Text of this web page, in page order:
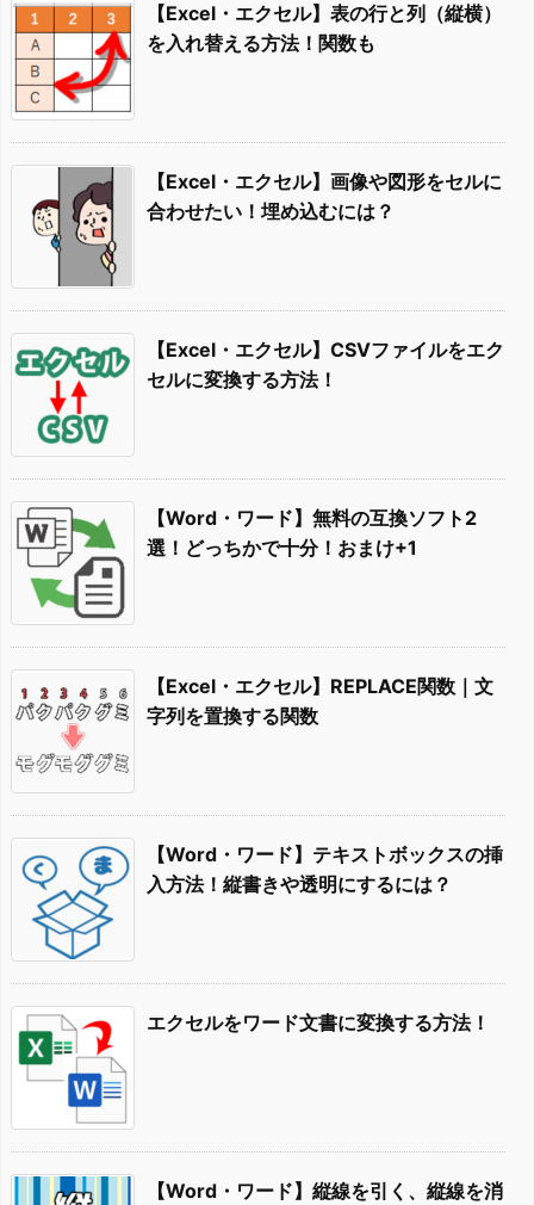
【Excel・エクセル】表の行と列（縦横）
を入れ替える方法！関数も
【Excel・エクセル】画像や図形をセルに
合わせたい！埋め込むには？
【Excel・エクセル】CSVファイルをエク
セルに変換する方法！
【Word・ワード】無料の互換ソフト2
選！どっちかで十分！おまけ+1
【Excel・エクセル】REPLACE関数｜文
字列を置換する関数
【Word・ワード】テキストボックスの挿
入方法！縦書きや透明にするには？
エクセルをワード文書に変換する方法！
【Word・ワード】縦線を引く、縦線を消